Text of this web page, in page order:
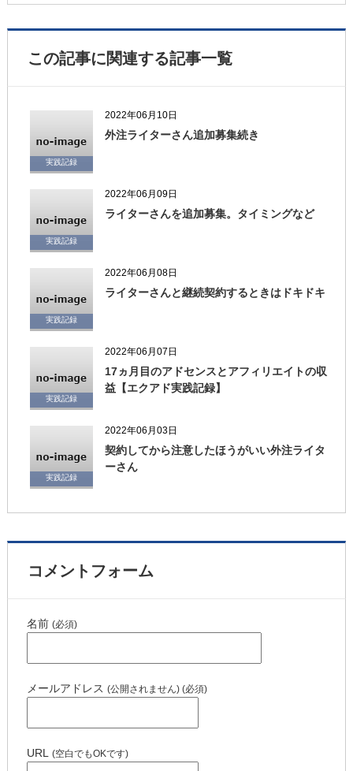
この記事に関連する記事一覧
実践記録
2022年06月10日
外注ライターさん追加募集続き
実践記録
2022年06月09日
ライターさんを追加募集。タイミングなど
実践記録
2022年06月08日
ライターさんと継続契約するときはドキドキ
実践記録
2022年06月07日
17ヵ月目のアドセンスとアフィリエイトの収
益【エクアド実践記録】
実践記録
2022年06月03日
契約してから注意したほうがいい外注ライタ
ーさん
コメントフォーム
名前 (必須)
メールアドレス (公開されません) (必須)
URL (空白でもOKです)